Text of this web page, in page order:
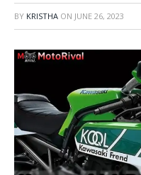
BY KRISTHA ON JUNE 26, 2023